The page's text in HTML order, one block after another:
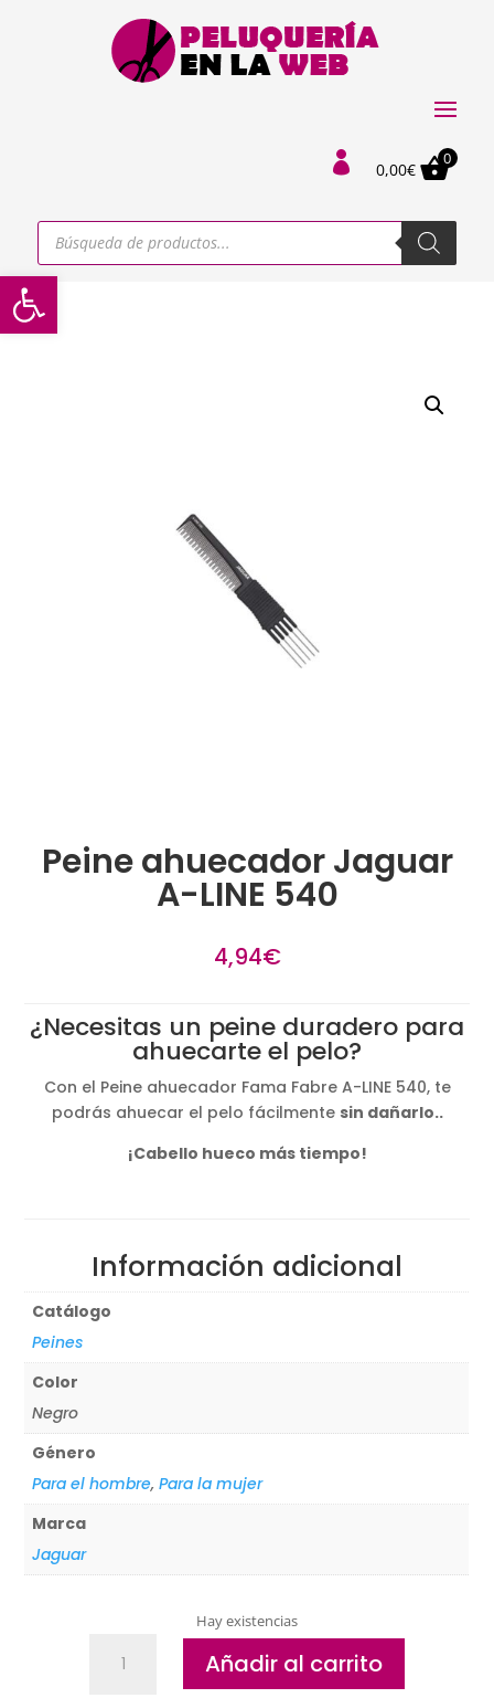
Abrir barra de herramientas
 0,00€
0
Búsqueda
productos
Peine ahuecador Jaguar
A-LINE 540
4,94€
¿Necesitas un peine duradero para
ahuecarte el pelo?
Con el Peine ahuecador Fama Fabre A-LINE 540, te
podrás ahuecar el pelo fácilmente sin dañarlo..
¡Cabello hueco más tiempo!
Información adicional
Catálogo
Peines
Color
Negro
Género
Para el hombre,Para la mujer
Marca
Jaguar
Hay existencias
ahuecador
Añadir al carrito